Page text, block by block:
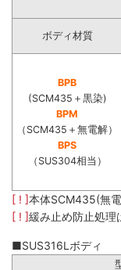
ボディ材質
BPB
(SCM435＋黒染)
BPM
（SCM435＋無電解）
BPS
（SUS304相当）
[ ! ]本体SCM435(無
[ ! ]緩み止め防止処
■SUS316Lボディ